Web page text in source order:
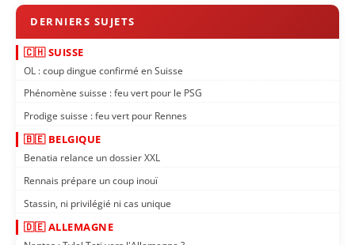
🇨🇭 SUISSE
OL : coup dingue confirmé en Suisse
Phénomène suisse : feu vert pour le PSG
Prodige suisse : feu vert pour Rennes
🇧🇪 BELGIQUE
Benatia relance un dossier XXL
Rennais prépare un coup inouï
Stassin, ni privilégié ni cas unique
🇩🇪 ALLEMAGNE